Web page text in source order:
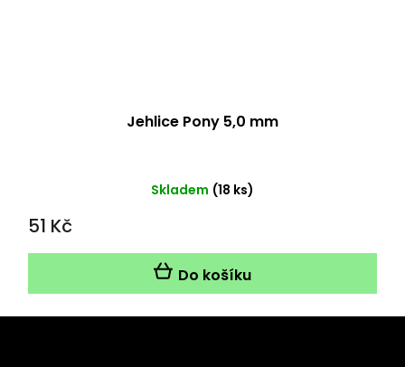
Jehlice Pony 5,0 mm
Skladem (18 ks)
51 Kč
Do košíku
Z